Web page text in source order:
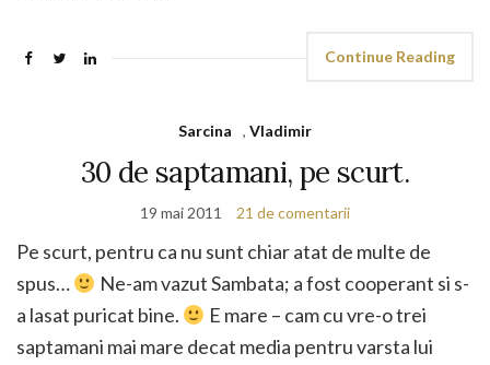
Continue Reading
Sarcina , Vladimir
30 de saptamani, pe scurt.
19 mai 2011 21 de comentarii
Pe scurt, pentru ca nu sunt chiar atat de multe de
spus…
Ne-am vazut Sambata; a fost cooperant si s-
a lasat puricat bine.
E mare – cam cu vre-o trei
saptamani mai mare decat media pentru varsta lui